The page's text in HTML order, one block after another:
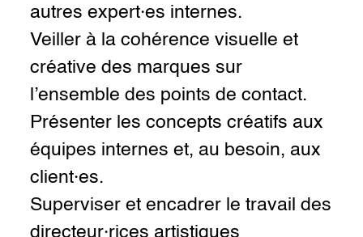
autres expert·es internes.
Veiller à la cohérence visuelle et
créative des marques sur
l’ensemble des points de contact.
Présenter les concepts créatifs aux
équipes internes et, au besoin, aux
client·es.
Superviser et encadrer le travail des
directeur·rices artistiques